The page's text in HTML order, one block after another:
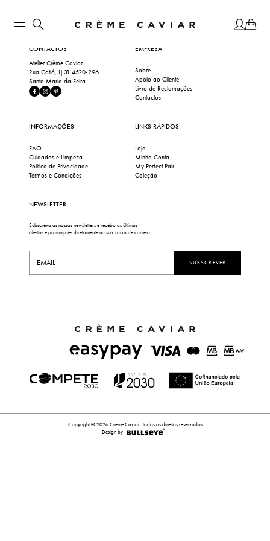
CONTACTOS
Atelier Crème Caviar
Rua Catió, Lj 31 4520-296
Santa Maria da Feira
EMPRESA
Sobre
Apoio ao Cliente
Livro de Reclamações
Contactos
INFORMAÇÕES
FAQ
Cuidados e Limpeza
Política de Privacidade
Termos e Condições
LINKS RÁPIDOS
Loja
Minha Conta
My Perfect Pair
Coleção
NEWSLETTER
Subscreva as nossas newsletters e receba as últimas
ofertas e promoções diretamente na sua caixa de correio
SUBSCREVER
Copyright © 2026 Crème Caviar. Todos os direitos reservados
Design by